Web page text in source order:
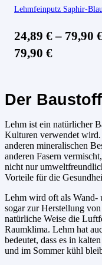
Lehmfeinputz Saphir-
24,89 € – 79,90
79,90 €
Der
Lehm ist ein natürlicher
Kulturen verwendet wird.
anderen mineralischen
anderen Fasern
nicht nur
Vorteile für die
Lehm wird oft als Wand-
sogar zur Herstellung
natürliche Weise die
Raumklima. Lehm hat
bedeutet, dass es in
und im Sommer kühl